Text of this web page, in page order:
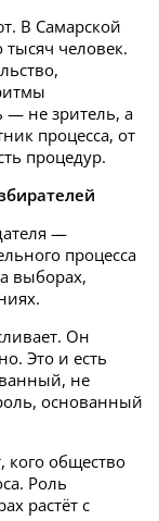
В Самарской
тысяч человек.
— не зритель, а
процесса, от
процедур.
—
процесса
выборах,
Он
Это и есть
не
основанный
общество
Роль
растёт с